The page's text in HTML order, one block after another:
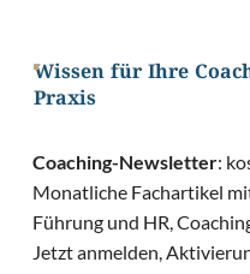
Wissen für Ihre
Praxis
Coaching-Newsletter:
Monatliche Fachartikel
Führung und HR,
Jetzt anmelden,